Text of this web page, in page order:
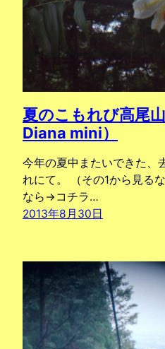
夏のこもれび高尾
Diana mini）
今年の夏中またいできた、
れにて。 （その1から見
なら→コチラ…
2013年8月30日